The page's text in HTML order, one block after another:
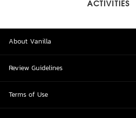
ACTIVITIES
About Vanilla
Review Guidelines
Terms of Use